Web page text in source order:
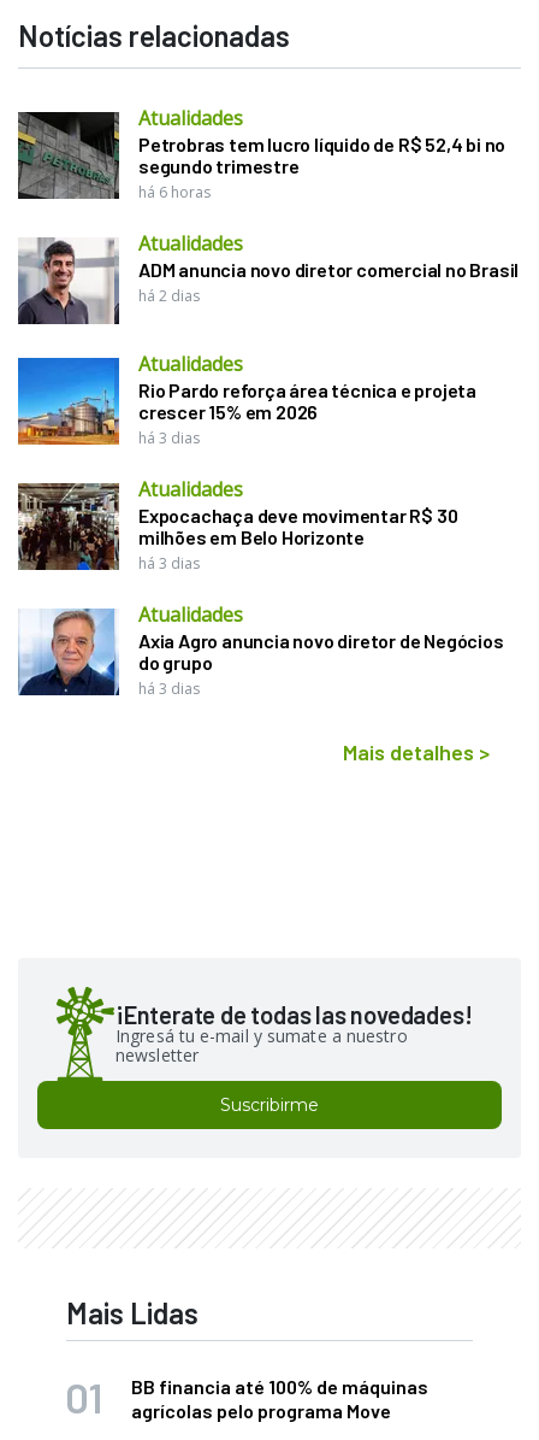
Notícias relacionadas
Atualidades
Petrobras tem lucro líquido de R$ 52,4 bi no
segundo trimestre
há 6 horas
Atualidades
ADM anuncia novo diretor comercial no Brasil
há 2 dias
Atualidades
Rio Pardo reforça área técnica e projeta
crescer 15% em 2026
há 3 dias
Atualidades
Expocachaça deve movimentar R$ 30
milhões em Belo Horizonte
há 3 dias
Atualidades
Axia Agro anuncia novo diretor de Negócios
do grupo
há 3 dias
Mais detalhes >
¡Enterate de todas las novedades!
Ingresá tu e-mail y sumate a nuestro
newsletter
Suscribirme
Mais Lidas
BB financia até 100% de máquinas
agrícolas pelo programa Move